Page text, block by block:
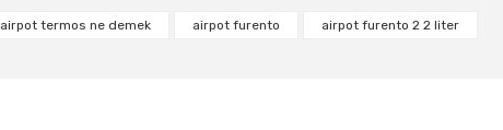
airpot termos ne demek airpot furento airpot furento 2 2 liter